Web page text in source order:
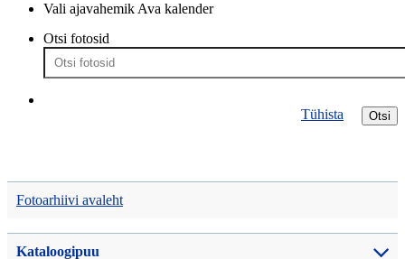
Vali ajavahemik Ava kalender
Otsi fotosid
Otsi
Tühista
Fotoarhiivi avaleht
Kataloogipuu